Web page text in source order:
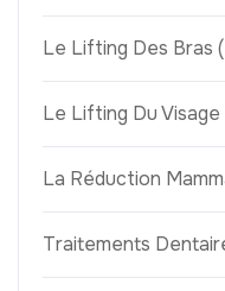
Le Lifting Des Bras
Le Lifting Du Visage
La Réduction
Traitements